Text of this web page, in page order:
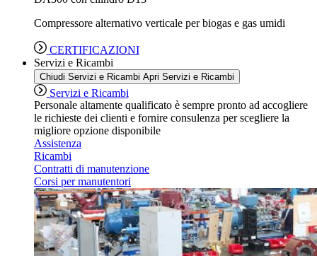
Compressore alternativo verticale per biogas e gas umidi
CERTIFICAZIONI
Servizi e Ricambi
Chiudi Servizi e Ricambi Apri Servizi e Ricambi
Servizi e Ricambi
Personale altamente qualificato è sempre pronto ad accogliere
le richieste dei clienti e fornire consulenza per scegliere la
migliore opzione disponibile
Assistenza
Ricambi
Contratti di manutenzione
Corsi per manutentori